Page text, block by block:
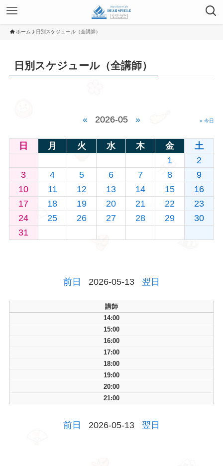
ホーム 日別スケジュール（全講師）
日別スケジュール（全講師）
« 2026-05 » » 今日
日 月 火 水 木 金
土
1
2
3
4 5 6 7 8
9
10
11 12 13 14 15
16
17
18 19 20 21 22
23
24
25 26 27 28 29
30
31
前日 2026-05-13 翌日
講師
14:00
15:00
16:00
17:00
18:00
19:00
20:00
21:00
前日 2026-05-13 翌日